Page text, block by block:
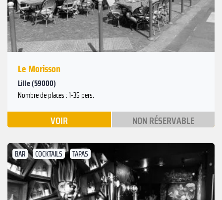
Le Morisson
Lille (59000)
Nombre de places : 1-35 pers.
VOIR NON RÉSERVABLE
BAR COCKTAILS TAPAS